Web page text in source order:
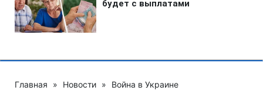
Главная » Новости » Война в Украине